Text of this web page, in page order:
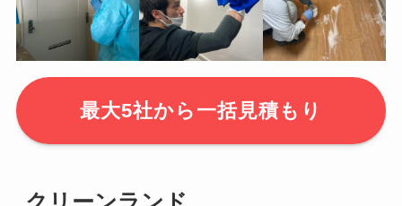
最大5社から一括見積もり